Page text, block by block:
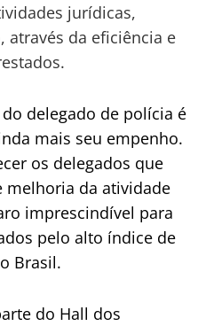
jurídicas,
através da eficiência e
delegado de polícia é
mais seu empenho.
os delegados que
melhoria da atividade
imprescindível para
pelo alto índice de
Brasil.
do Hall dos